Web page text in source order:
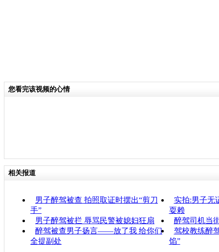
您看完该视频的心情
相关报道
男子醉驾被查 拍照取证时摆出“剪刀
手”
实拍:男子无
耍赖
男子醉驾被拦 辱骂民警被媳妇狂扇
醉驾司机当
醉驾被查男子扬言——放了我 给你们
全提副处
驾校教练醉
馅”